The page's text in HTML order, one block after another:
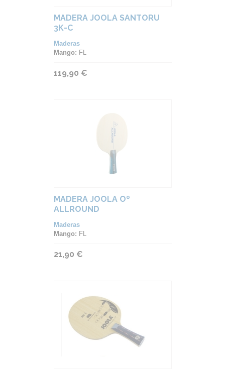
MADERA JOOLA SANTORU
3K-C
Maderas
Mango: FL
119,90 €
MADERA JOOLA Oº
ALLROUND
Maderas
Mango: FL
21,90 €